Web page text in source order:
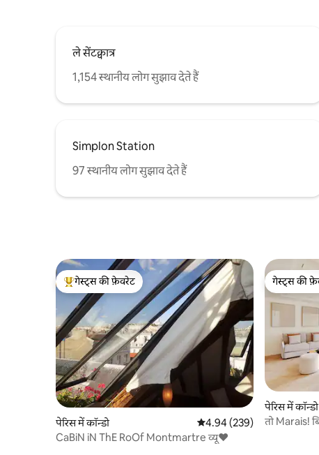
ले सेंटक्वात्र
1,154 स्थानीय लोग सुझाव देते हैं
Simplon Station
97 स्थानीय लोग सुझाव देते हैं
गेस्ट्स का टॉप फ़ेवरेट
गेस्ट्स की फ़ेवरेट
पेरिस में कॉन्डो औसत रेटिंग 5 में से 4.94, 239
4.94 (239)
CaBiN iN ThE RoOf Montmartre व्यू♥
गेस्ट्स की
गेस्ट्स की
पेरिस में कॉन्डो
तो Marais!